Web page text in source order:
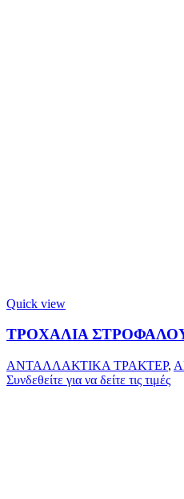
Quick view
ΤΡΟΧΑΛΙΑ ΣΤΡΟΦΑΛΟΥ
ΑΝΤΑΛΛΑΚΤΙΚΑ ΤΡΑΚΤΕΡ,
Συνδεθείτε για να δείτε τις τιμές